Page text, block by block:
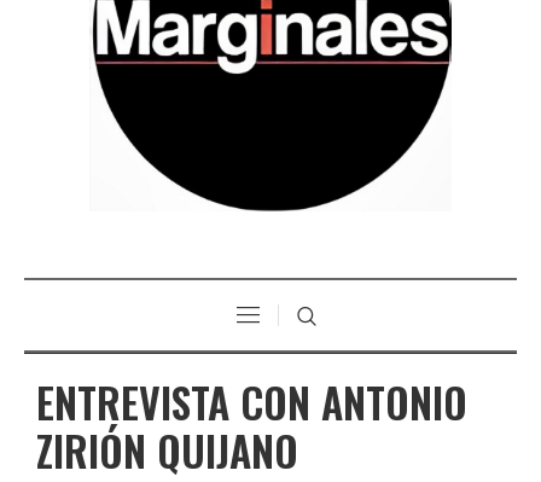
ENTREVISTA CON ANTONIO
ZIRIÓN QUIJANO